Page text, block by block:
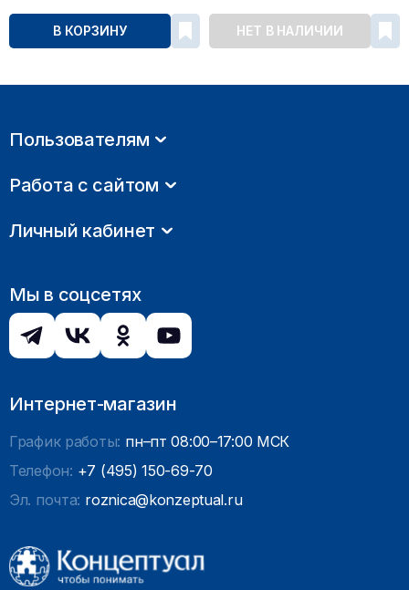
В КОРЗИНУ НЕТ В НАЛИЧИИ
Пользователям
Работа с сайтом
Личный кабинет
Мы в соцсетях
Интернет-магазин
График работы: пн–пт 08:00–17:00 МСК
Телефон: +7 (495) 150-69-70
Эл. почта: roznica@konzeptual.ru